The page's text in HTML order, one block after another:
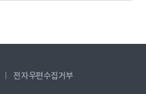
전자우편수집거부